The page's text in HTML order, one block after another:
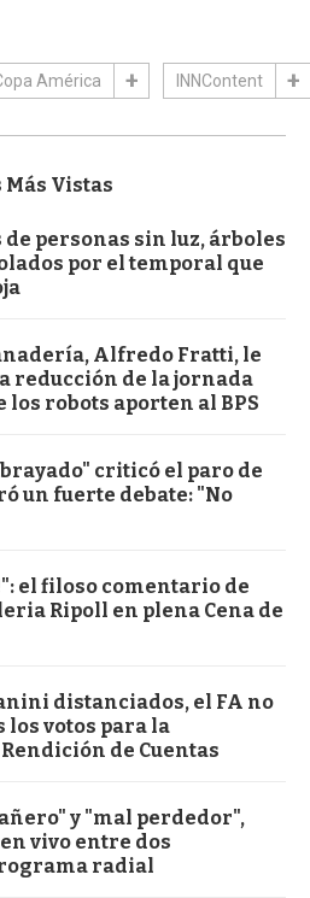
América INNContent
Más Vistas
personas sin luz, árboles
por el temporal que
Alfredo Fratti, le
reducción de la jornada
los robots aporten al BPS
criticó el paro de
un fuerte debate: "No
el filoso comentario de
Ripoll en plena Cena de
distanciados, el FA no
los votos para la
de Cuentas
y "mal perdedor",
vivo entre dos
radial